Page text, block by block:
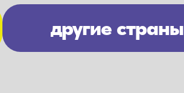
другие страны